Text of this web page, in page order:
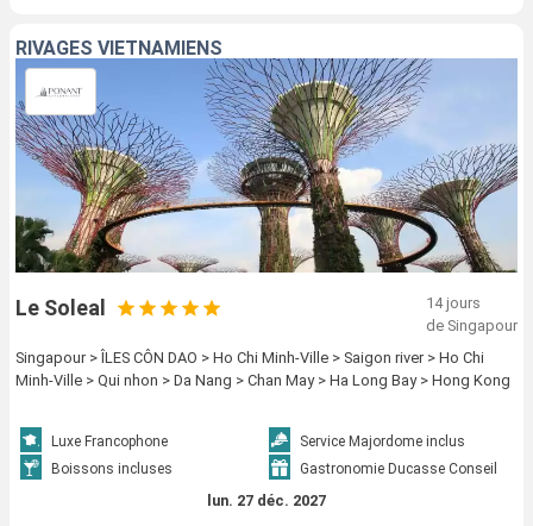
RIVAGES VIETNAMIENS
Le Soleal
14 jours
de Singapour
Singapour > ÎLES CÔN DAO > Ho Chi Minh-Ville > Saigon river > Ho Chi
Minh-Ville > Qui nhon > Da Nang > Chan May > Ha Long Bay > Hong Kong
Luxe Francophone
Service Majordome inclus
Boissons incluses
Gastronomie Ducasse Conseil
lun. 27 déc. 2027